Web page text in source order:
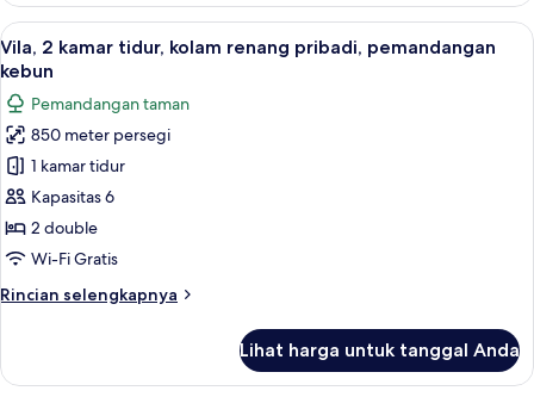
kamar
tidur,
renang
pribadi,
pemandangan
kebun
Lihat
semua
foto
untuk
Vila,
2
kamar
tidur,
kolam
pribadi,
Vila, 2 kamar tidur, kolam renang
7
Vila, 2 kamar tidur, kolam renang pribadi, pemandangan
kebun
Pemandangan taman
850 meter persegi
1 kamar tidur
Kapasitas 6
2 double
Wi-Fi Gratis
Rincian selengkapnya
Rincian
Vila,
Lihat harga untuk tanggal Anda